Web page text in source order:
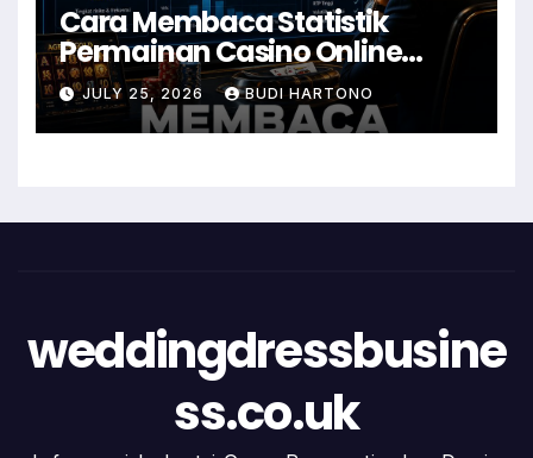
Cara Membaca Statistik
Permainan Casino Online
dengan Lebih Mudah
JULY 25, 2026 BUDI HARTONO
weddingdressbusine
ss.co.uk